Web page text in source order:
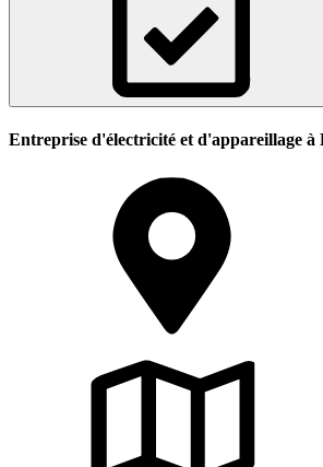
Entreprise d'électricité et d'appareillage à